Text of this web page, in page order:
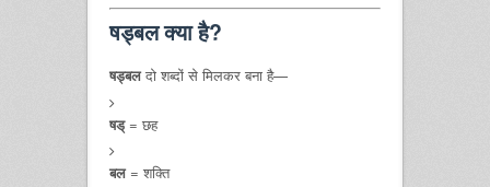
षड्बल क्या है?
षड्बलदो शब्दों से मिलकर बना है—
षड्= छह
बल= शक्ति